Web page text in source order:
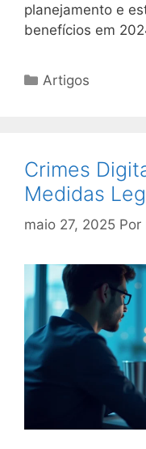
planejamento e
benefícios em
Categorias
Artigos
Crimes
Medidas
maio 27, 2025 Por